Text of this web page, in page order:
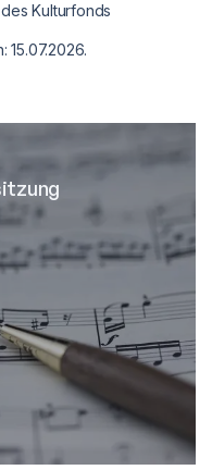
Kulturfonds
15.07.2026.